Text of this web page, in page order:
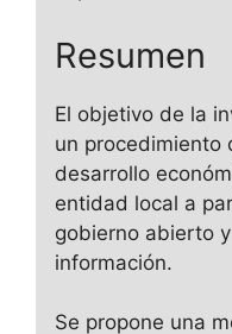
Resumen
El objetivo de la
un procedimiento
desarrollo
entidad local a
gobierno abierto
información.
Se propone una